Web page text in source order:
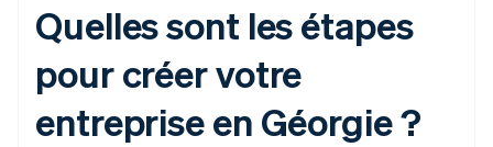
Quelles sont les étapes
pour créer votre
entreprise en Géorgie ?